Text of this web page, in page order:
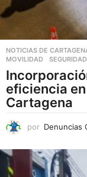
NOTICIAS DE
MOVILIDAD
,
eficiencia
Cartagena
por Denuncias